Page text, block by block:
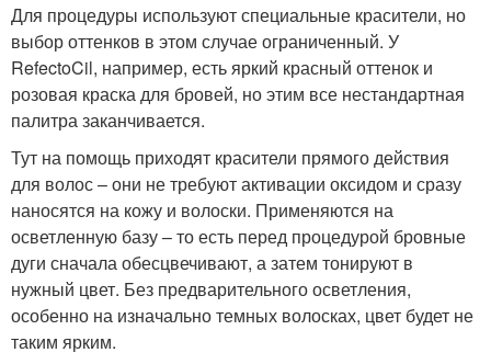
Для процедуры используют специальные красители, но
выбор оттенков в этом случае ограниченный. У
RefectoCil, например, есть яркий красный оттенок и
розовая краска для бровей, но этим все нестандартная
палитра заканчивается.
Тут на помощь приходят красители прямого действия
для волос – они не требуют активации оксидом и сразу
наносятся на кожу и волоски. Применяются на
осветленную базу – то есть перед процедурой бровные
дуги сначала обесцвечивают, а затем тонируют в
нужный цвет. Без предварительного осветления,
особенно на изначально темных волосках, цвет будет не
таким ярким.